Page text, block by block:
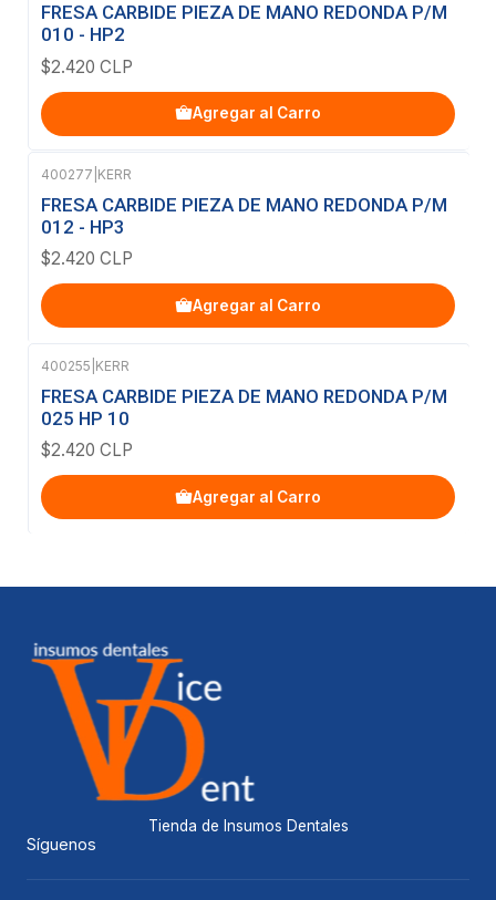
FRESA CARBIDE PIEZA DE MANO REDONDA P/M
010 - HP2
$2.420 CLP
Agregar al Carro
400277 KERR
FRESA CARBIDE PIEZA DE MANO REDONDA P/M
012 - HP3
$2.420 CLP
Agregar al Carro
400255 KERR
FRESA CARBIDE PIEZA DE MANO REDONDA P/M
025 HP 10
$2.420 CLP
Agregar al Carro
Tienda de Insumos Dentales
Síguenos